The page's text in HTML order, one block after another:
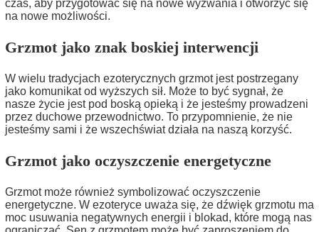
czas, aby przygotować się na nowe wyzwania i otworzyć się
na nowe możliwości.
Grzmot jako znak boskiej interwencji
W wielu tradycjach ezoterycznych grzmot jest postrzegany
jako komunikat od wyższych sił. Może to być sygnał, że
nasze życie jest pod boską opieką i że jesteśmy prowadzeni
przez duchowe przewodnictwo. To przypomnienie, że nie
jesteśmy sami i że wszechświat działa na naszą korzyść.
Grzmot jako oczyszczenie energetyczne
Grzmot może również symbolizować oczyszczenie
energetyczne. W ezoteryce uważa się, że dźwięk grzmotu ma
moc usuwania negatywnych energii i blokad, które mogą nas